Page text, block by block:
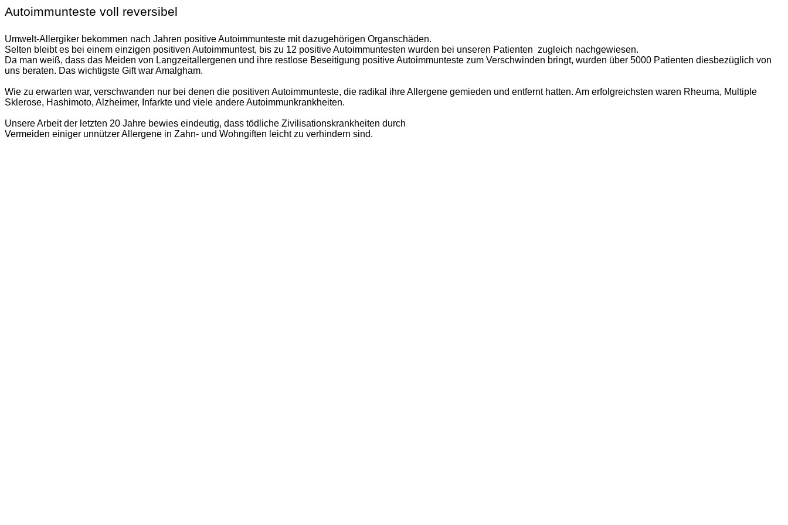
Autoimmunteste voll reversibel
Umwelt-Allergiker bekommen nach Jahren positive Autoimmunteste mit dazugehörigen Organschäden.
Selten bleibt es bei einem einzigen positiven Autoimmuntest, bis zu 12 positive Autoimmuntesten wurden bei unseren Patienten zugleich nachgewiesen.
Da man weiß, dass das Meiden von Langzeitallergenen und ihre restlose Beseitigung positive Autoimmunteste zum Verschwinden bringt, wurden über 5000 Patienten diesbezüglich von
uns beraten. Das wichtigste Gift warAmalgham.
Wie zu erwarten war, verschwanden nur bei denen die positiven Autoimmunteste, die radikal ihre Allergene gemieden und entfernt hatten. Am erfolgreichsten waren Rheuma, Multiple
Sklerose, Hashimoto, Alzheimer, Infarkte und viele andere Autoimmunkrankheiten.
Unsere Arbeit der letzten 20 Jahre bewies eindeutig, dass tödliche Zivilisationskrankheiten durch
Vermeiden einiger unnützer Allergene in Zahn- und Wohngiften leicht zu verhindern sind.